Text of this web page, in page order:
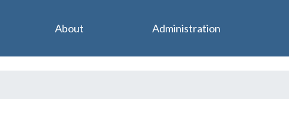
About Administration